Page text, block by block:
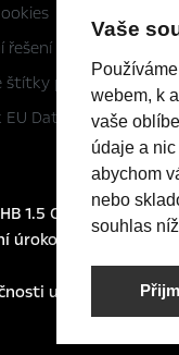
sporů
štítky pneumatik
EU Data Act
CDTI (96 kW/130
sazba: 1,24%
uskutečnit
Vaše
webem, k
vaše
údaje a
abychom
nebo
souhlas